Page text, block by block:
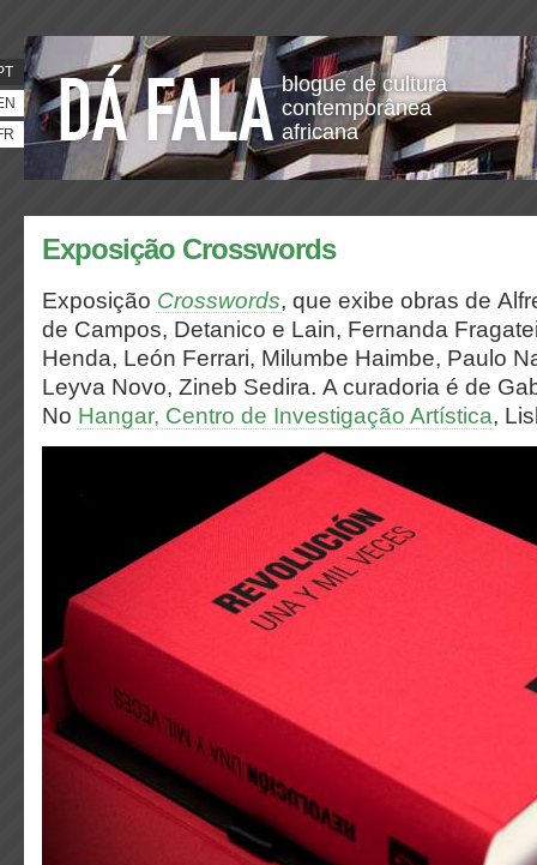
blogue de cultura
contemporânea
africana
Exposição Crosswords
Exposição Crosswords, que exibe obras de
de Campos, Detanico e Lain, Fernanda
Henda, León Ferrari, Milumbe Haimbe, Paulo
Leyva Novo, Zineb Sedira. A curadoria é de
No Hangar, Centro de Investigação Artística,